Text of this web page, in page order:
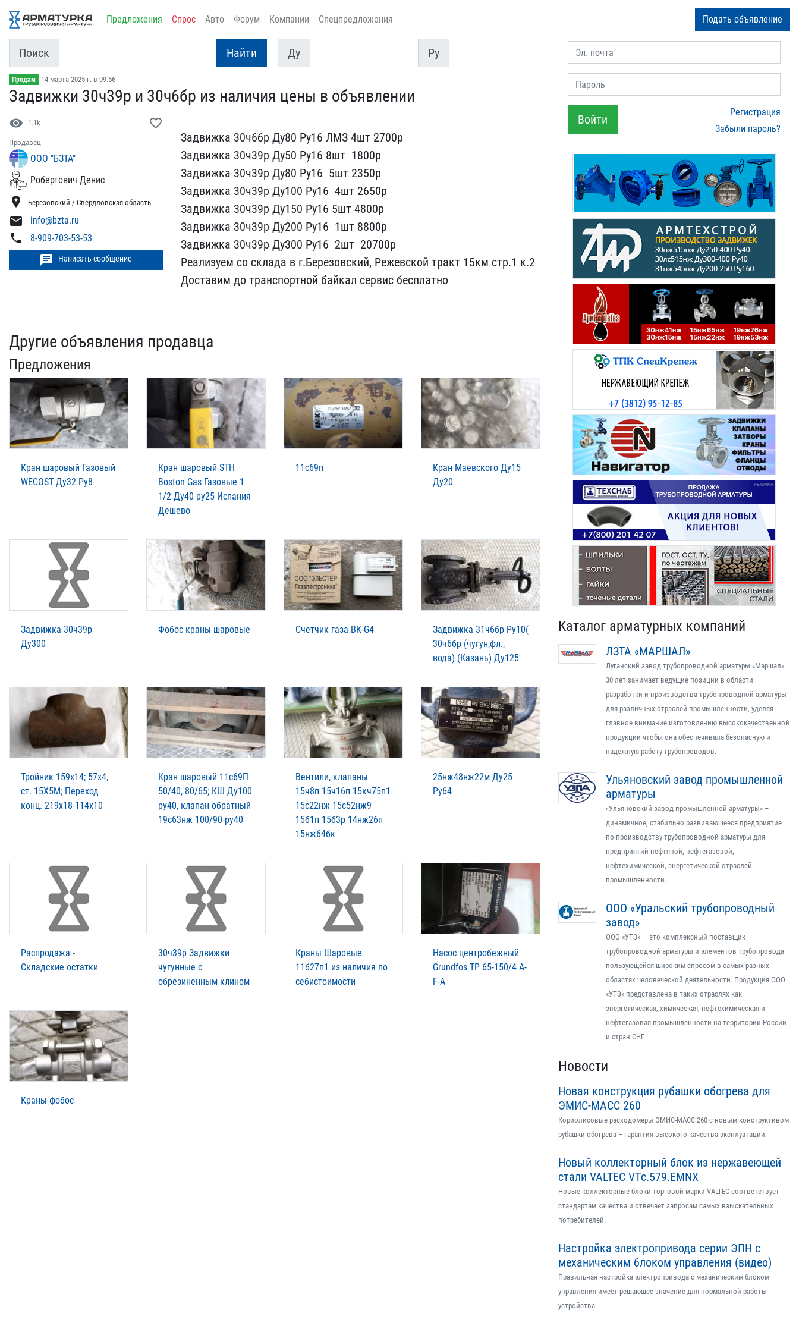
Предложения Спрос Авто Форум Компании Спецпредложения Подать объявление
Поиск Найти
Ду
Ду
Py
Py
Продам 14 марта 2025 г. в 09:56
Задвижки 30ч39р и 30ч6бр​ из наличия цены в объяв​лении
visibility 1.1k favorite_border
Продавец
ООО "БЗТА"
Робертович Денис
location_on Берёзовский / Свердловская область
mail info@bzta.ru
phone 8-909-703-53-53
chat Написать сообщение
Задвижка 30ч6бр Ду80 Ру​16 ЛМЗ 4шт 2700р
​Задвижка 30ч39р Ду50 Ру1​6 8шт ​ 1800р
Задвижка 30ч39р​ Ду80 Ру16 ​ 5шт 2350р
Задви​жка 30ч39р Ду100 Ру16 ​ 4шт 265​0р
Задвижка 30ч39р Ду150​ Ру16 5шт​ 4800р
Задвижка 30ч​39р Ду200 Ру16 ​ 1шт 8800р
Зад​вижка 30ч39р Ду300 Ру16 ​ 2шт ​ 20700р
Реализуем со скл​ада в г.Березовский, Реж​евской тракт 15км стр.1 ​к.2
Доставим до транспор​тной байкал сервис беспл​атно
Другие объявления продавца
Предложения
Кран шаровый Газовый
WECOST Ду32 Ру8
Кран шаровый STH
Boston Gas Газовые 1
1/2 Ду40 ру25 Испания
Дешево
11с69п
Кран Маевского Ду15
Ду20
Задвижка 30ч39р
Ду300
Фобос краны шаровые Счетчик газа ВК-G4
Задвижка 31ч6бр Ру10(
30ч6бр (чугун,фл.,
вода) (Казань) Ду125
Тройник 159х14; 57х4,
ст. 15Х5М; Переход
конц. 219х18-114х10
Кран шаровый 11с69П
50/40, 80/65; КШ Ду100
ру40, клапан обратный
19с63нж 100/90 ру40
Вентили, клапаны
15ч8п 15ч16п 15кч75п1
15с22нж 15с52нж9
15б1п 15б3р 14нж26п
15нж64бк
25нж48нж22м Ду25
Ру64
Распродажа -
Складские остатки
30ч39р Задвижки
чугунные с
обрезиненным клином
Краны Шаровые
11б27п1 из наличия по
себистоимости
Насос центробежный
Grundfos TP 65-150/4 A-
F-A
Краны фобос
Эл. почта
Пароль
Войти
Регистрация
Забыли пароль?
Каталог арматурных компаний
ЛЗТА «МАРШАЛ»
Луганский завод трубопроводной арматуры «Маршал»
30 лет занимает ведущие позиции в области
разработки и производства трубопроводной арматуры
для различных отраслей промышленности, уделяя
главное внимание изготовлению высококачественной
продукции чтобы она обеспечивала безопасную и
надежную работу трубопроводов.
Ульяновский завод промышленной
арматуры
«Ульяновский завод промышленной арматуры» –
динамичное, стабильно развивающееся предприятие
по производству трубопроводной арматуры для
предприятий нефтяной, нефтегазовой,
нефтехимической, энергетической отраслей
промышленности.
ООО «Уральский трубопроводный
завод»
ООО «УТЗ» — это комплексный поставщик
трубопроводной арматуры и элементов трубопровода
пользующейся широким спросом в самых разных
областях человеческой деятельности. Продукция ООО
«УТЗ» представлена в таких отраслях как
энергетическая, химическая, нефтехимическая и
нефтегазовая промышленности на территории России
и стран СНГ.
Новости
Новая конструкция рубашки обогрева для
ЭМИС-МАСС 260
Кориолисовые расходомеры ЭМИС-МАСС 260 с новым конструктивом
рубашки обогрева – гарантия высокого качества эксплуатации.
Новый коллекторный блок из нержавеющей
стали VALTEC VTс.579.EMNX
Новые коллекторные блоки торговой марки VALTEC соответствует
стандартам качества и отвечает запросам самых взыскательных
потребителей.
Настройка электропривода серии ЭПН с
механическим блоком управления (видео)
Правильная настройка электропривода с механическим блоком
управления имеет решающее значение для нормальной работы
устройства.